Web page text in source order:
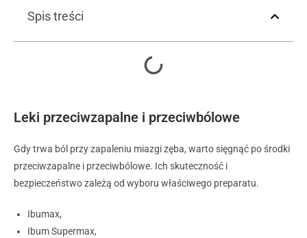
Spis treści
Leki przeciwzapalne i przeciwbólowe
Gdy trwa ból przy zapaleniu miazgi zęba, warto sięgnąć po środki
przeciwzapalne i przeciwbólowe. Ich skuteczność i
bezpieczeństwo zależą od wyboru właściwego preparatu.
Ibumax,
Ibum Supermax,